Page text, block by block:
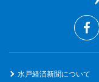
水戸経済新聞について